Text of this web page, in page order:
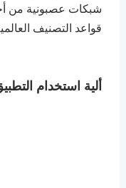
شبكات عصبونية من
قواعد التصنيف
ألية استخدام